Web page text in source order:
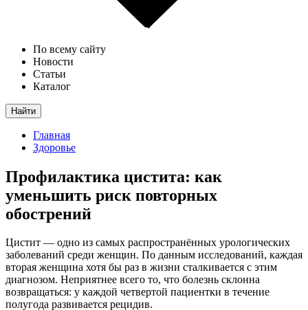
По всему сайту
Новости
Статьи
Каталог
Найти
Главная
Здоровье
Профилактика цистита: как
уменьшить риск повторных
обострений
Цистит — одно из самых распространённых урологических
заболеваний среди женщин. По данным исследований, каждая
вторая женщина хотя бы раз в жизни сталкивается с этим
диагнозом. Неприятнее всего то, что болезнь склонна
возвращаться: у каждой четвертой пациентки в течение
полугода развивается рецидив.